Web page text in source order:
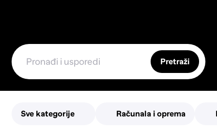
Pretraži
Sve kategorije Računala i oprema